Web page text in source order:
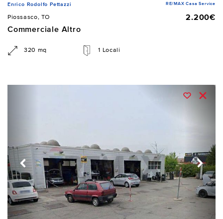
Enrico Rodolfo Pettazzi RE/MAX Casa Service
Piossasco, TO
2.200€
Commerciale Altro
320 mq 1 Locali